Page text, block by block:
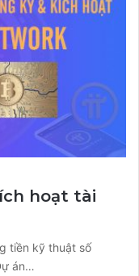
hoạt tài
tiền kỹ thuật số
án…